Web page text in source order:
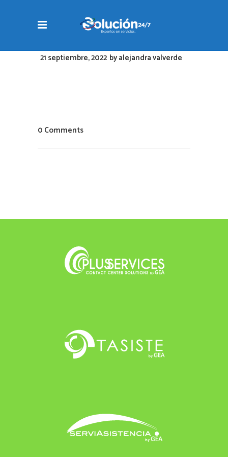
21 septiembre, 2022 byalejandra valverde
0 Comments